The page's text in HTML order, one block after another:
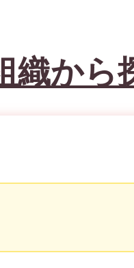
織から